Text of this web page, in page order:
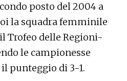
posto del 2004 a
la squadra femminile
Trofeo delle Regioni-
le campionesse
punteggio di 3-1.